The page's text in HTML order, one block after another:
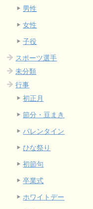
男性
女性
子役
スポーツ選手
未分類
行事
初正月
節分・豆まき
バレンタイン
ひな祭り
初節句
卒業式
ホワイトデー